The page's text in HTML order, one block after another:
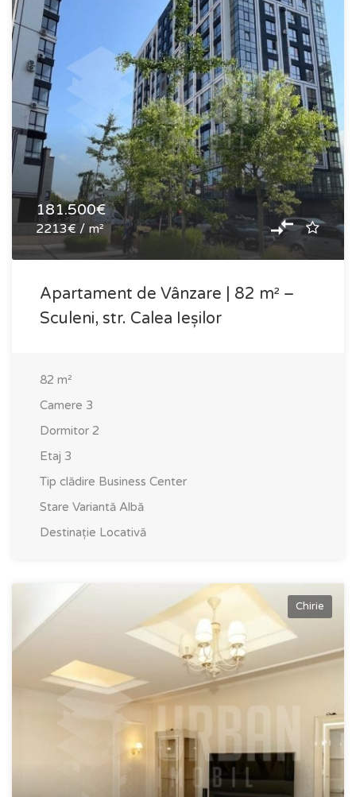
181.500€
2213€ / m²
Apartament de Vânzare | 82 m² –
Sculeni, str. Calea Ieșilor
82 m²
Camere 3
Dormitor 2
Etaj 3
Tip clădire Business Center
Stare Variantă Albă
Destinație Locativă
Chirie